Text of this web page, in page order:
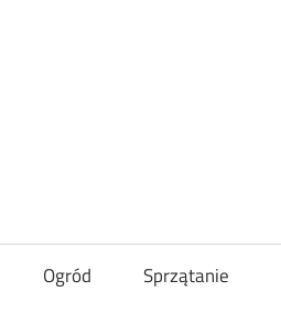
Ogród Sprzątanie